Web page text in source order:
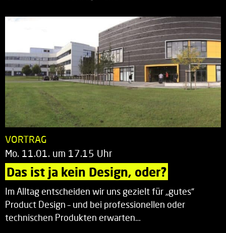
VORTRAG
Mo. 11.01. um 17.15 Uhr
Das ist ja kein Design, oder?
Im Alltag entscheiden wir uns gezielt für „gutes“
Product Design – und bei professionellen oder
technischen Produkten erwarten…